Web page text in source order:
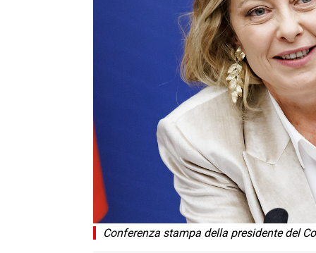
Conferenza stampa della presidente del